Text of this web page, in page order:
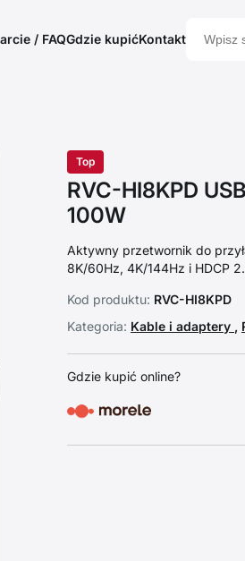
/ FAQGdzie kupićKontakt
Top
RVC-HI8KPD
100W
Aktywny przetwornik do
8K/60Hz, 4K/144Hz i HDCP
Kod produktu: RVC-HI8KPD
Kategoria: Kable i adaptery ,
Gdzie kupić online?